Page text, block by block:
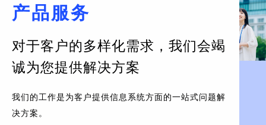
产品服务
对于客户的多样化需求， 我们会竭
诚为您提供解决方案
我们的工作是为客户提供信息系统方面的一站式问题解
决方案。